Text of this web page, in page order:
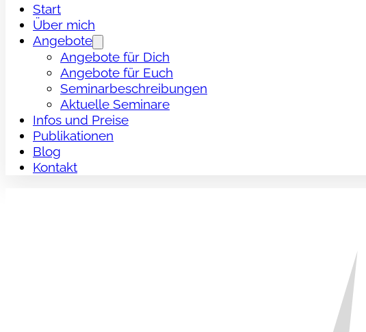
Start
Über mich
Angebote
Angebote für Dich
Angebote für Euch
Seminarbeschreibungen
Aktuelle Seminare
Infos und Preise
Publikationen
Blog
Kontakt